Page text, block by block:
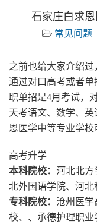
石家庄白求恩
常见问题
之前也给大家介绍过
通过对口高考或者
职单招是4月考试，
天考语文、数学、
恩医学中等专业学校
高考升学
本科院校： 河北北方
北外国语学院、河北
专科院校： 沧州医学
校、、承德护理职